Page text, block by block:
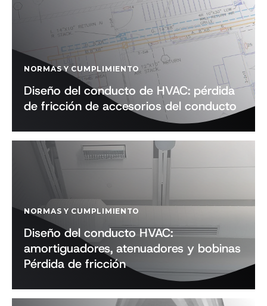
NORMAS Y CUMPLIMIENTO
Diseño del conducto de HVAC: pérdida
de fricción de accesorios del conducto
NORMAS Y CUMPLIMIENTO
Diseño del conducto HVAC:
amortiguadores, atenuadores y bobinas
Pérdida de fricción